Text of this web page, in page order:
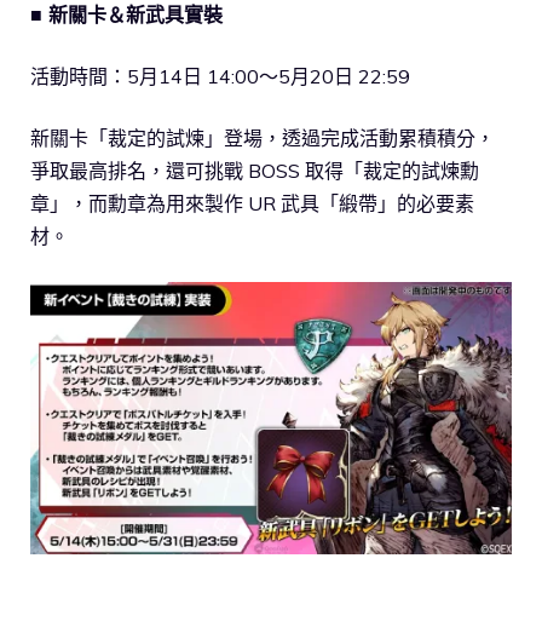
■ 新關卡＆新武具實裝
活動時間：5月14日 14:00～5月20日 22:59
新關卡「裁定的試煉」登場，透過完成活動累積積分，
爭取最高排名，還可挑戰 BOSS 取得「裁定的試煉勳
章」，而勳章為用來製作 UR 武具「緞帶」的必要素
材。